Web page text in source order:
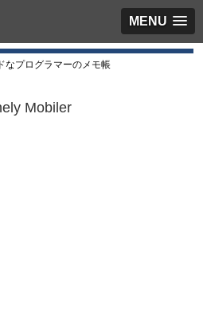
MENU
なプログラマーのメモ帳
Mobiler